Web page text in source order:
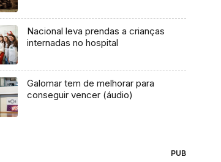
Nacional leva prendas a crianças
internadas no hospital
Galomar tem de melhorar para
conseguir vencer (áudio)
PUB